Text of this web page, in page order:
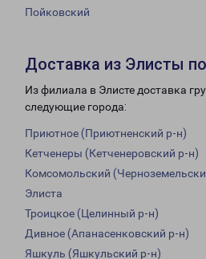
Пойковский
Доставка из Элисты
Из филиала в Элисте доставка
следующие города:
Приютное (Приютненский р-н)
Кетченеры (Кетченеровский р-н)
Комсомольский
Элиста
Троицкое (Целинный р-н)
Дивное (Апанасенковский р-н)
Яшкуль (Яшкульский р-н)